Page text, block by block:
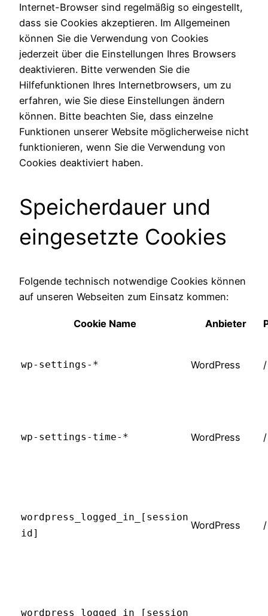
Internet-Browser sind regelmäßig so eingestellt,
dass sie Cookies akzeptieren. Im Allgemeinen
können Sie die Verwendung von Cookies
jederzeit über die Einstellungen Ihres Browsers
deaktivieren. Bitte verwenden Sie die
Hilfefunktionen Ihres Internetbrowsers, um zu
erfahren, wie Sie diese Einstellungen ändern
können. Bitte beachten Sie, dass einzelne
Funktionen unserer Website möglicherweise nicht
funktionieren, wenn Sie die Verwendung von
Cookies deaktiviert haben.
Speicherdauer und
eingesetzte Cookies
Folgende technisch notwendige Cookies können
auf unseren Webseiten zum Einsatz kommen:
Cookie Name Anbieter
wp-settings-* WordPress /
wp-settings-time-* WordPress /
wordpress_logged_in_[session
id]
WordPress /
wordpress_logged_in_[session